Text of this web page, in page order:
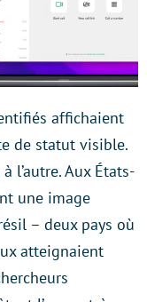
affichaient
de statut visible.
l’autre. Aux États-
une image
– deux pays où
atteignaient